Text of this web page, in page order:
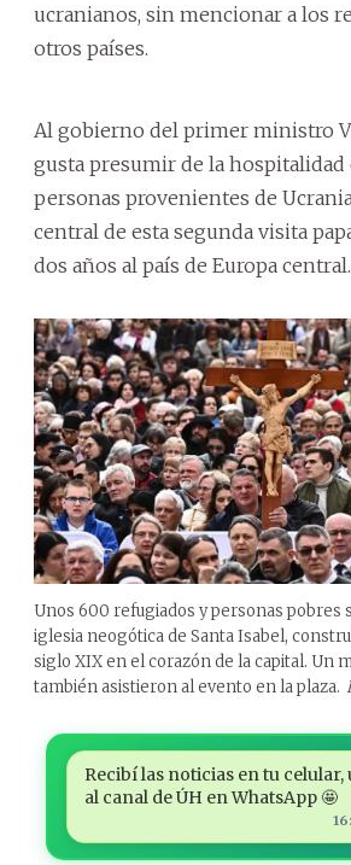
ucranianos, sin mencionar a los
otros países.
Al gobierno del primer ministro
gusta presumir de la hospitalidad
personas provenientes de
central de esta segunda visita
dos años al país de Europa central.
Unos 600 refugiados y personas pobres
iglesia neogótica de Santa Isabel,
siglo XIX en el corazón de la capital. Un
también asistieron al evento en la plaza.
Recibí las noticias en tu celular,
al canal de ÚH en WhatsApp 🤩